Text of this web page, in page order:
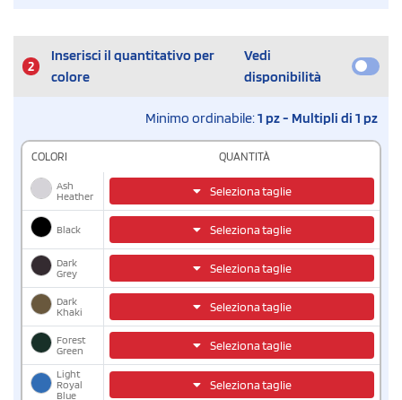
2
Inserisci il quantitativo per
colore
Vedi
disponibilità
Minimo ordinabile:1 pz - Multipli di 1 pz
COLORI QUANTITÀ
Ash
Heather
Seleziona taglie
Black Seleziona taglie
Dark
Grey
Seleziona taglie
Dark
Khaki
Seleziona taglie
Forest
Green
Seleziona taglie
Light
Royal
Blue
Seleziona taglie